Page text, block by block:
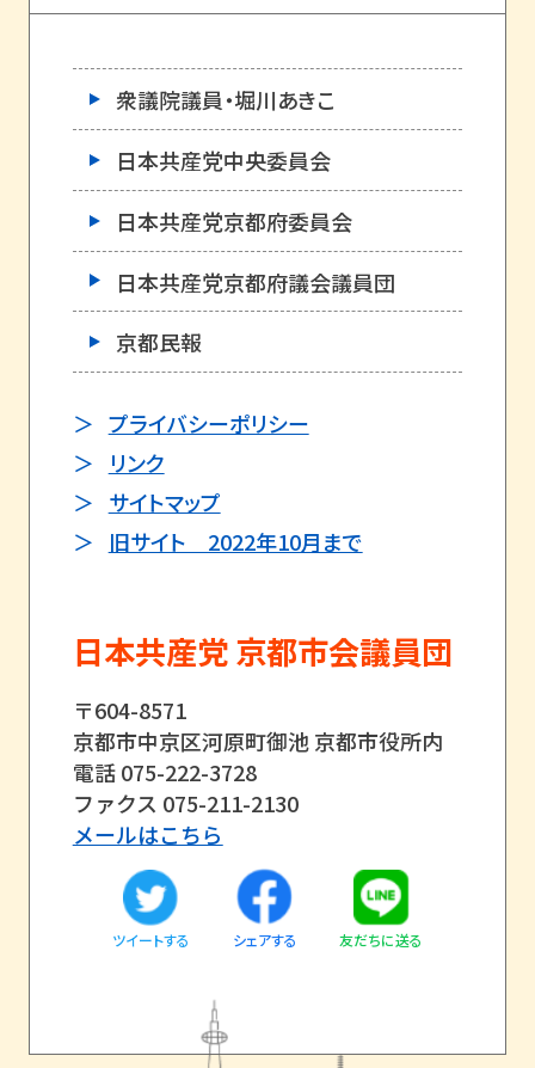
日本共産党 京都市会議員団
〒604-8571
京都市中京区河原町御池 京都市役所内
電話 075-222-3728
ファクス 075-211-2130
メールはこちら
ツイートする シェアする 友だちに送る
衆議院議員・堀川あきこ
日本共産党中央委員会
日本共産党京都府委員会
日本共産党京都府議会議員団
京都民報
プライバシーポリシー
リンク
サイトマップ
旧サイト 2022年10月まで